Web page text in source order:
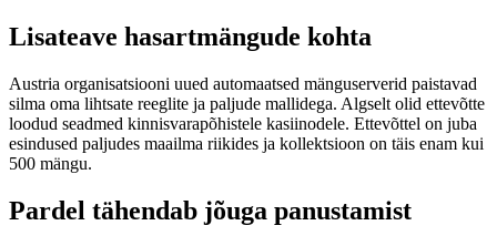
Lisateave hasartmängude kohta
Austria organisatsiooni uued automaatsed mänguserverid paistavad
silma oma lihtsate reeglite ja paljude mallidega. Algselt olid ettevõtte
loodud seadmed kinnisvarapõhistele kasiinodele. Ettevõttel on juba
esindused paljudes maailma riikides ja kollektsioon on täis enam kui
500 mängu.
Pardel tähendab jõuga panustamist